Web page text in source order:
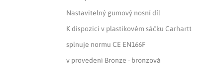
Nastavitelný gumový nosní díl
K dispozici v plastikovém sáčku Carhartt
splnuje normu CE EN166F
v provedení Bronze - bronzová